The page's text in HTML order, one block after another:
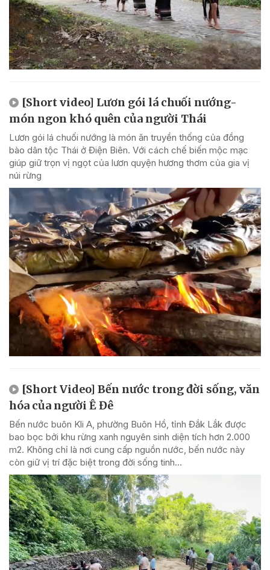
[Short video] Lươn gói lá chuối nướng-
món ngon khó quên của người Thái
Lươn gói lá chuối nướng là món ăn truyền thống của đồng
bào dân tộc Thái ở Điện Biên. Với cách chế biến mộc mạc
giúp giữ trọn vị ngọt của lươn quyện hương thơm của gia vị
núi rừng
[Short Video] Bến nước trong đời sống, văn
hóa của người Ê Đê
Bến nước buôn Kli A, phường Buôn Hồ, tỉnh Đắk Lắk được
bao bọc bởi khu rừng xanh nguyên sinh diện tích hơn 2.000
m2. Không chỉ là nơi cung cấp nguồn nước, bến nước này
còn giữ vị trí đặc biệt trong đời sống tinh...